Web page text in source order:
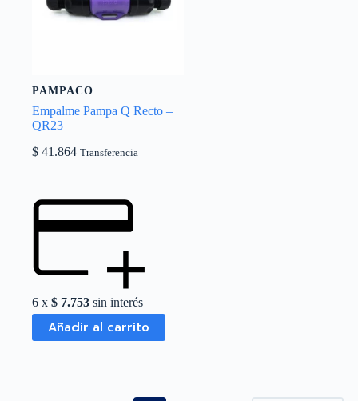
PAMPACO
Empalme Pampa Q Recto –
QR23
$ 41.864 Transferencia
6 x $ 7.753 sin interés
Añadir al carrito